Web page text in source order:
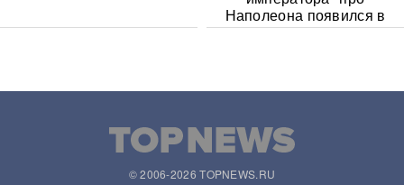
Наполеона появился в
Сети
© 2006-2026 TOPNEWS.RU